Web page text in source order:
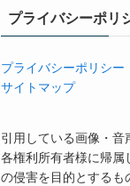
プライバシーポリ
プライバシーポリシー
サイトマップ
引用している画像・音
各権利所有者様に帰属
の侵害を目的とするも